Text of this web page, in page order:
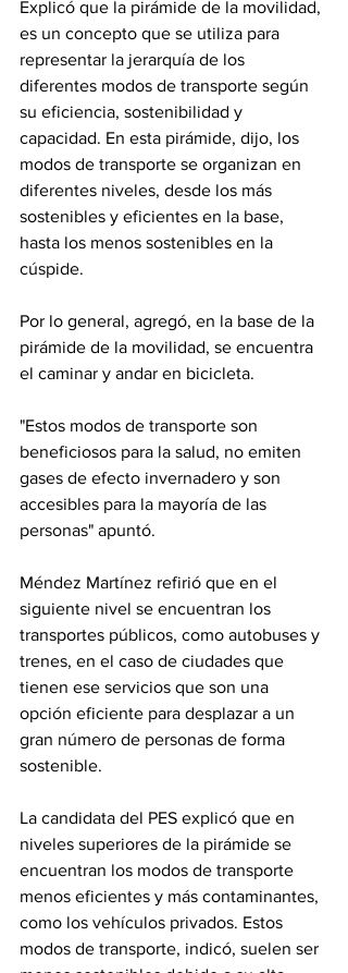
Explicó que la pirámide de la movilidad,
es un concepto que se utiliza para
representar la jerarquía de los
diferentes modos de transporte según
su eficiencia, sostenibilidad y
capacidad. En esta pirámide, dijo, los
modos de transporte se organizan en
diferentes niveles, desde los más
sostenibles y eficientes en la base,
hasta los menos sostenibles en la
cúspide.
Por lo general, agregó, en la base de la
pirámide de la movilidad, se encuentra
el caminar y andar en bicicleta.
"Estos modos de transporte son
beneficiosos para la salud, no emiten
gases de efecto invernadero y son
accesibles para la mayoría de las
personas" apuntó.
Méndez Martínez refirió que en el
siguiente nivel se encuentran los
transportes públicos, como autobuses y
trenes, en el caso de ciudades que
tienen ese servicios que son una
opción eficiente para desplazar a un
gran número de personas de forma
sostenible.
La candidata del PES explicó que en
niveles superiores de la pirámide se
encuentran los modos de transporte
menos eficientes y más contaminantes,
como los vehículos privados. Estos
modos de transporte, indicó, suelen ser